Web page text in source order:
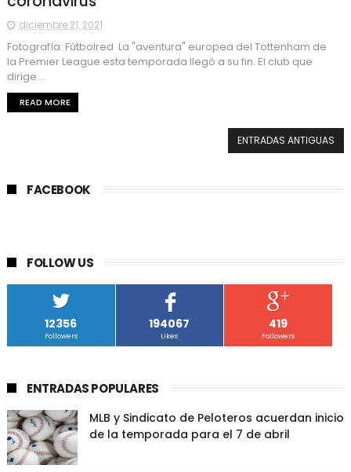
diciembre 21, 2021
Fotografía: Fútbolred La "aventura" europea del Tottenham de
la Premier League esta temporada llegó a su fin. El club que
dirige ...
READ MORE
ENTRADAS ANTIGUAS
FACEBOOK
FOLLOW US
12356
Followers
194067
Likes
419
Followers
ENTRADAS POPULARES
MLB y Sindicato de Peloteros acuerdan inicio
de la temporada para el 7 de abril